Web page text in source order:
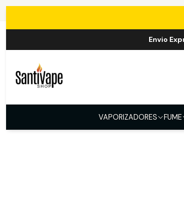
Envio
VAPORIZADORES FUME